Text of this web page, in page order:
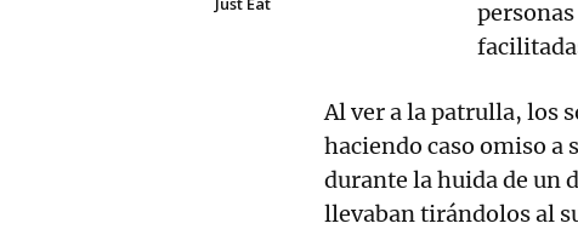
Al ver a la patrulla, los
haciendo caso omiso a
durante la huida de un
llevaban tirándolos al